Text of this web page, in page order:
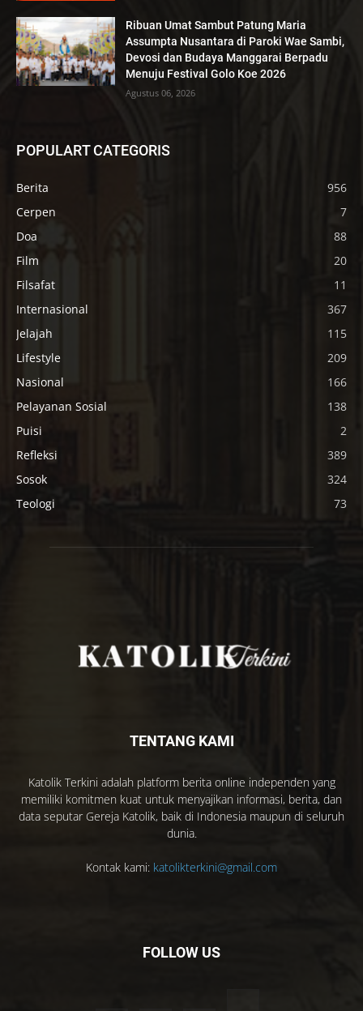
Ribuan Umat Sambut Patung Maria
Assumpta Nusantara di Paroki Wae Sambi,
Devosi dan Budaya Manggarai Berpadu
Menuju Festival Golo Koe 2026
Agustus 06, 2026
POPULART CATEGORIS
Berita
956
Cerpen
7
Doa
88
Film
20
Filsafat
11
Internasional
367
Jelajah
115
Lifestyle
209
Nasional
166
Pelayanan Sosial
138
Puisi
2
Refleksi
389
Sosok
324
Teologi
73
TENTANG KAMI
Katolik Terkini adalah platform berita online independen yang
memiliki komitmen kuat untuk menyajikan informasi, berita, dan
data seputar Gereja Katolik, baik di Indonesia maupun di seluruh
dunia.
Kontak kami: katolikterkini@gmail.com
FOLLOW US